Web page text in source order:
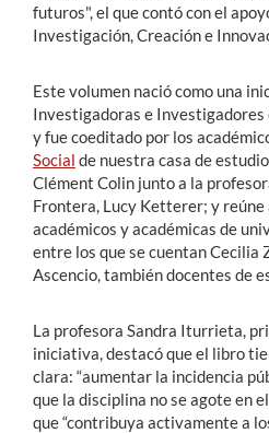
futuros", el que contó con el
Investigación, Creación e
Este volumen nació como una
Investigadoras e Investigadores
y fue coeditado por los
Social de nuestra casa de
Clément Colin junto a la
Frontera, Lucy Ketterer; y
académicos y académicas de
entre los que se cuentan Cecilia
Ascencio, también docentes de
La profesora Sandra Iturrieta,
iniciativa, destacó que el libro
clara: “aumentar la incidencia
que la disciplina no se agote en
que “contribuya activamente a